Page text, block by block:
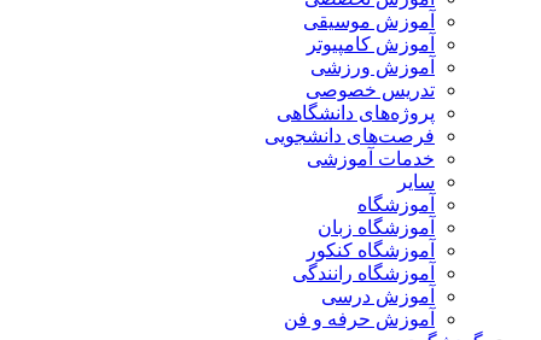
آموزش موسیقی
آموزش کامپیوتر
آموزش ورزشی
تدریس خصوصی
پروژه‌های دانشگاهی
فرصت‌های دانشجویی
خدمات آموزشی
سایر
آموزشگاه
آموزشگاه زبان
آموزشگاه کنکور
آموزشگاه رانندگی
آموزش درسی
آموزش حرفه و فن